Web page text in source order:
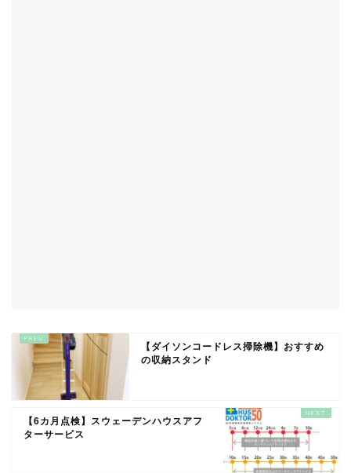
【ダイソンコードレス掃除機】おすすめ
の収納スタンド
【6カ月点検】スウェーデンハウスアフ
ターサービス